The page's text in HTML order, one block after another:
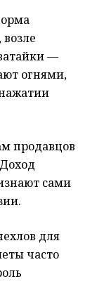
—
огнями,
продавцов
сами
для
часто